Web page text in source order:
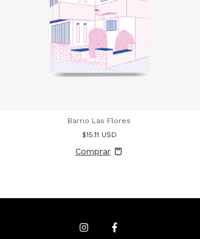
Barrio Las Flores
$15.11 USD